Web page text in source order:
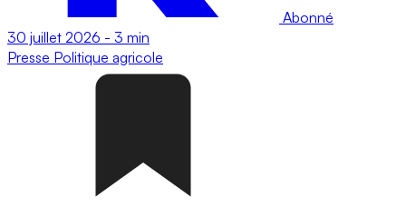
Abonné
30 juillet 2026 - 3 min
Presse Politique agricole